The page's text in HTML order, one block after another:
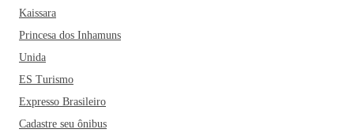
Kaissara
Princesa dos Inhamuns
Unida
ES Turismo
Expresso Brasileiro
Cadastre seu ônibus